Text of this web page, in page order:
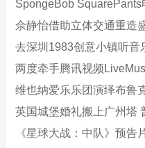
SpongeBob
佘静怡借助立体交通重造
去深圳1983创意小镇听音
两度牵手腾讯视频
维也纳爱乐乐团演绎布鲁
英国城堡婚礼搬上广州塔
《星球大战：中队》预告